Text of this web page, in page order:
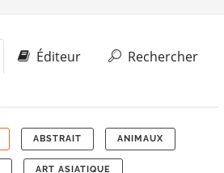
Éditeur
Rechercher
ABSTRAIT ANIMAUX
ART ASIATIQUE